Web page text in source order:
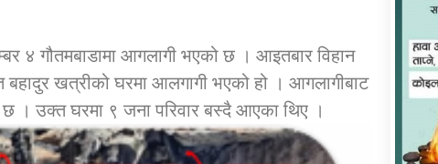
कार्यक्रम कार्यान्वयन एकाई जुम्लाको सुचना
४ गौतमबाडामा आगलागी भएको छ । आइतबार विहान
बहादुर खत्रीको घरमा आलगागी भएको हो । आगलागीबाट
। उक्त घरमा ९ जना परिवार बस्दै आएका थिए ।